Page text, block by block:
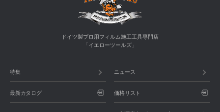
ドイツ製プロ用フィルム施工工具専門店
「イエローツールズ」
特集 ニュース
最新カタログ 価格リスト